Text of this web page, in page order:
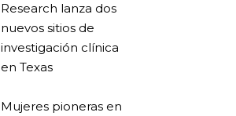
Research lanza dos
nuevos sitios de
investigación clínica
en Texas
Mujeres pioneras en